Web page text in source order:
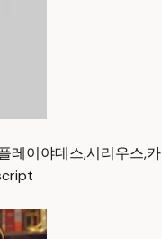
레이야데스,시리우스,카